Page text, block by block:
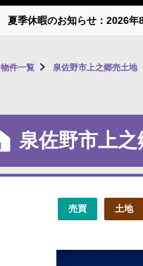
夏季休暇のお知らせ：2026年
物件一覧 泉佐野市上之郷売土地
泉佐野市上
売買 土地